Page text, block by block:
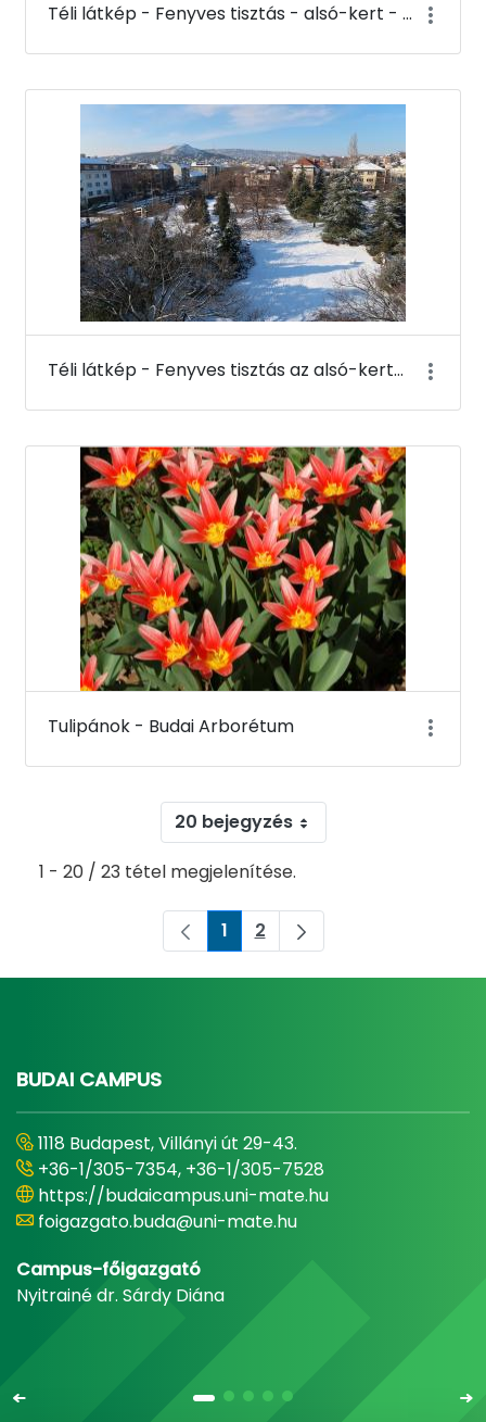
Téli látkép - Fenyves tisztás - alsó-kert - Budai Arborétum
Téli látkép - Fenyves tisztás az alsó-kertben a K-épület tetejéről - Budai Arborétum
Tulipánok - Budai Arborétum
20 bejegyzés
1 - 20 / 23 tétel megjelenítése.
Oldal
1 Oldal
2
BUDAI CAMPUS
1118 Budapest, Villányi út 29-43.
+36-1/305-7354, +36-1/305-7528
https://budaicampus.uni-mate.hu
foigazgato.buda@uni-mate.hu
Campus-főigazgató
Nyitrainé dr. Sárdy Diána